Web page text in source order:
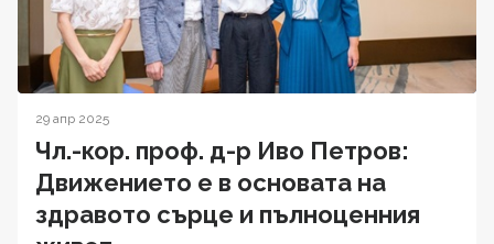
29 апр 2025
Чл.-кор. проф. д-р Иво Петров:
Движението е в основата на
здравото сърце и пълноценния